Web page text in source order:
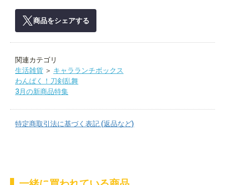
商品をシェアする
関連カテゴリ
生活雑貨 ＞ キャラランチボックス
わんぱく！刀剣乱舞
3月の新商品特集
特定商取引法に基づく表記 (返品など)